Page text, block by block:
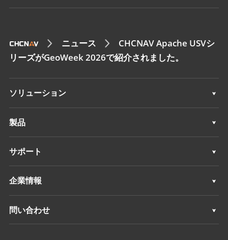
ニュース
CHCNAV Apache USVシ
リーズがGeoWeek 2026で紹介されました。
ソリューション
測量 & エンジニアリング
深浅測量
ポジショニングサービス
製品
測量 & エンジニアリング
深浅測量
サポート
サポート
企業情報
概要
問い合わせ